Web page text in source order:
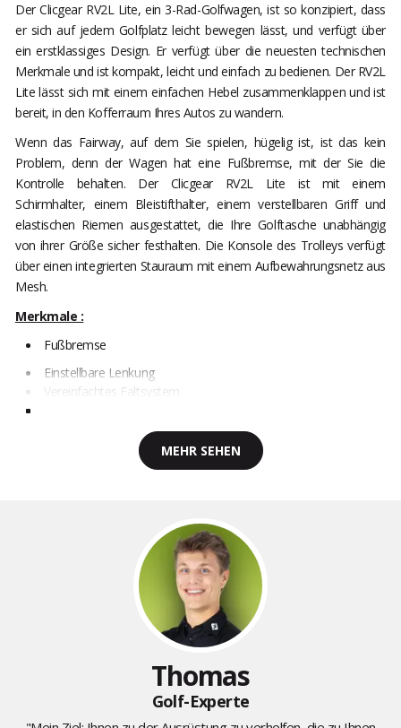
Der Clicgear RV2L Lite, ein 3-Rad-Golfwagen, ist so konzipiert, dass
er sich auf jedem Golfplatz leicht bewegen lässt, und verfügt über
ein erstklassiges Design. Er verfügt über die neuesten technischen
Merkmale und ist kompakt, leicht und einfach zu bedienen. Der RV2L
Lite lässt sich mit einem einfachen Hebel zusammenklappen und ist
bereit, in den Kofferraum Ihres Autos zu wandern.
Wenn das Fairway, auf dem Sie spielen, hügelig ist, ist das kein
Problem, denn der Wagen hat eine Fußbremse, mit der Sie die
Kontrolle behalten. Der Clicgear RV2L Lite ist mit einem
Schirmhalter, einem Bleistifthalter, einem verstellbaren Griff und
elastischen Riemen ausgestattet, die Ihre Golftasche unabhängig
von ihrer Größe sicher festhalten. Die Konsole des Trolleys verfügt
über einen integrierten Stauraum mit einem Aufbewahrungsnetz aus
Mesh.
Merkmale :
Fußbremse
Einstellbare Lenkung
Vereinfachtes Faltsystem
MEHR SEHEN
Thomas
Golf-Experte